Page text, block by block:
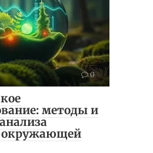
0
методы и
окружающей